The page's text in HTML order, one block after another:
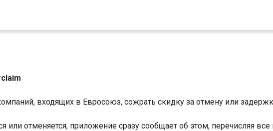
входящих в Евросоюз, сожрать скидку за отмену или
или отменяется, приложение сразу сообщает об этом, перечисляя все